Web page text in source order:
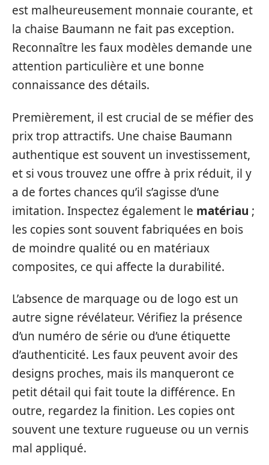
est malheureusement monnaie courante, et
la chaise Baumann ne fait pas exception.
Reconnaître les faux modèles demande une
attention particulière et une bonne
connaissance des détails.
Premièrement, il est crucial de se méfier des
prix trop attractifs. Une chaise Baumann
authentique est souvent un investissement,
et si vous trouvez une offre à prix réduit, il y
a de fortes chances qu’il s’agisse d’une
imitation. Inspectez également le matériau ;
les copies sont souvent fabriquées en bois
de moindre qualité ou en matériaux
composites, ce qui affecte la durabilité.
L’absence de marquage ou de logo est un
autre signe révélateur. Vérifiez la présence
d’un numéro de série ou d’une étiquette
d’authenticité. Les faux peuvent avoir des
designs proches, mais ils manqueront ce
petit détail qui fait toute la différence. En
outre, regardez la finition. Les copies ont
souvent une texture rugueuse ou un vernis
mal appliqué.